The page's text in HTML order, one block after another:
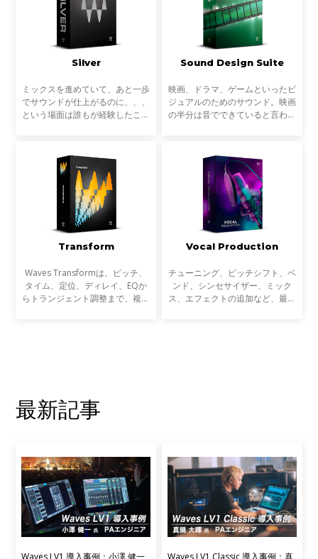
Silver
ミックスを進めていて、あと一歩
でサウンドが仕上がるのに、、、
という場面は誰もが経験したこと
いるけれど、もう一つ何かが足ら
ない。プロフェッショナ
Sound Design Suite
映画、ドラマ、ゲームといったビ
ジュアルのためのサウンド。映画
の半分は音でできていると言われ
決定する重要な要素の一つです。
こうした映像体験を左右
Transform
Waves Transformは、ピッチ、
タイム、定位、ディレイ、EQか
らトランジェント調整まで、複数
Vocal Production
チューニング、ピッチシフト、ベ
ンド、シンセサイザー、ミック
ス、エフェクトの追加など、最高
最新記事
Waves LV1 導入事例：小澤 健一 Waves LV1 Classic 導入事例：真